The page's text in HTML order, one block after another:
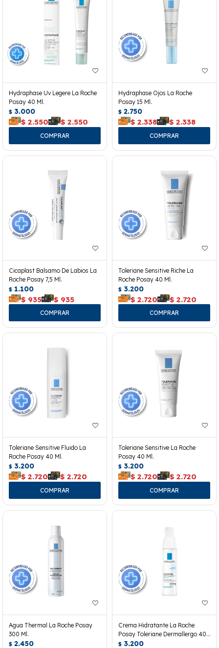
Hydraphase Uv Legere La Roche
Posay 40 Ml.
$ 3.000
$ 2.550 $ 2.550
Hydraphase Ojos La Roche
Posay 15 Ml.
$ 2.750
$ 2.338 $ 2.338
Cicaplast Balsamo De Labios La
Roche Posay 7,5 Ml.
$ 1.100
$ 935 $ 935
Toleriane Sensitive Riche La
Roche Posay 40 Ml.
$ 3.200
$ 2.720 $ 2.720
Toleriane Sensitive Fluido La
Roche Posay 40 Ml.
$ 3.200
$ 2.720 $ 2.720
Toleriane Sensitive La Roche
Posay 40 Ml.
$ 3.200
$ 2.720 $ 2.720
Agua Thermal La Roche Posay
300 Ml.
$ 2.450
Crema Hidratante La Roche
Posay Toleriane Dermallergo 40
Ml.
$ 3.200